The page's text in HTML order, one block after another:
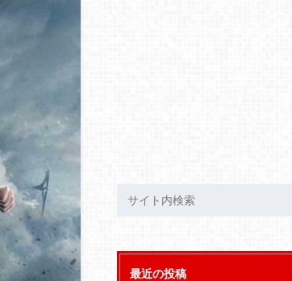
最近の投稿